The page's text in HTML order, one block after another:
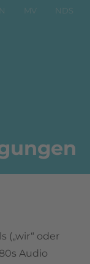
MV
NDS
(„wir“ oder
Audio